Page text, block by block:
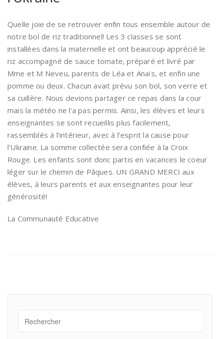
Quelle joie de se retrouver enfin tous ensemble autour de
notre bol de riz traditionnel! Les 3 classes se sont
installées dans la maternelle et ont beaucoup apprécié le
riz accompagné de sauce tomate, préparé et livré par
Mme et M Neveu, parents de Léa et Anaïs, et enfin une
pomme ou deux. Chacun avait prévu son bol, son verre et
sa cuillère. Nous devions partager ce repas dans la cour
mais la météo ne l’a pas permis. Ainsi, les élèves et leurs
enseignantes se sont recueillis plus facilement,
rassemblés à l’intérieur, avec à l’esprit la cause pour
l’Ukraine. La somme collectée sera confiée à la Croix
Rouge. Les enfants sont donc partis en vacances le coeur
léger sur le chemin de Pâques. UN GRAND MERCI aux
élèves, à leurs parents et aux enseignantes pour leur
générosité!
La Communauté Educative